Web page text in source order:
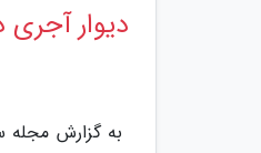
دیوار آجری
به گزارش مجله